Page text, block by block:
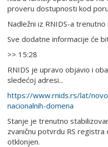
proveru dostupnosti kod
Nadležni iz RNIDS-a
Sve dodatne informacije će
>> 15:28
RNIDS je upravo objavio i
sledećoj adresi...
https://www.rnids.rs/lat/
nacionalnih-domena
Stanje je trenutno
zvaničnu potvrdu RS
otklonjen.